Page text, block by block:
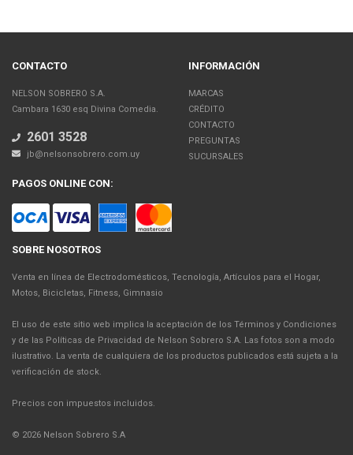
CONTACTO
NELSON SOBRERO S.A.
Cambara 1630 esq Divina Comedia.
2601 3528
jb@nelsonsobrero.com.uy
INFORMACIÓN
MARCAS
CRÉDITO
CONTACTO
PREGUNTAS
SUCURSALES
PAGOS ONLINE CON:
SOBRE NOSOTROS
Venta en línea de Electrodomésticos, Tecnología, Artículos para el Hogar,
Motos, Bicicletas, Fitness, Gimnasio
El uso de este sitio web implica la aceptación de los Términos y Condiciones
y de las Políticas de Privacidad de Nelson Sobrero S.A. Las fotos son a modo
ilustrativo. La venta de cualquiera de los productos publicados está sujeta a la
verificación de stock.
Precios con impuestos incluidos.
© 2026 Nelson Sobrero S.A